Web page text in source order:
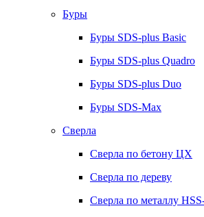
Буры
Буры SDS-plus Basic
Буры SDS-plus Quadro
Буры SDS-plus Duo
Буры SDS-Max
Сверла
Сверла по бетону ЦХ
Сверла по дереву
Сверла по металлу